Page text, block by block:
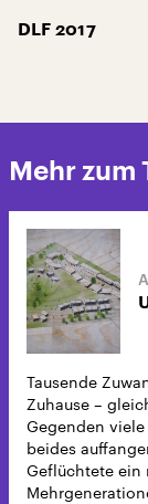
DLF 2017
Mehr zum
Tausende
Zuhause –
Gegenden
beides
Geflüchtete ein